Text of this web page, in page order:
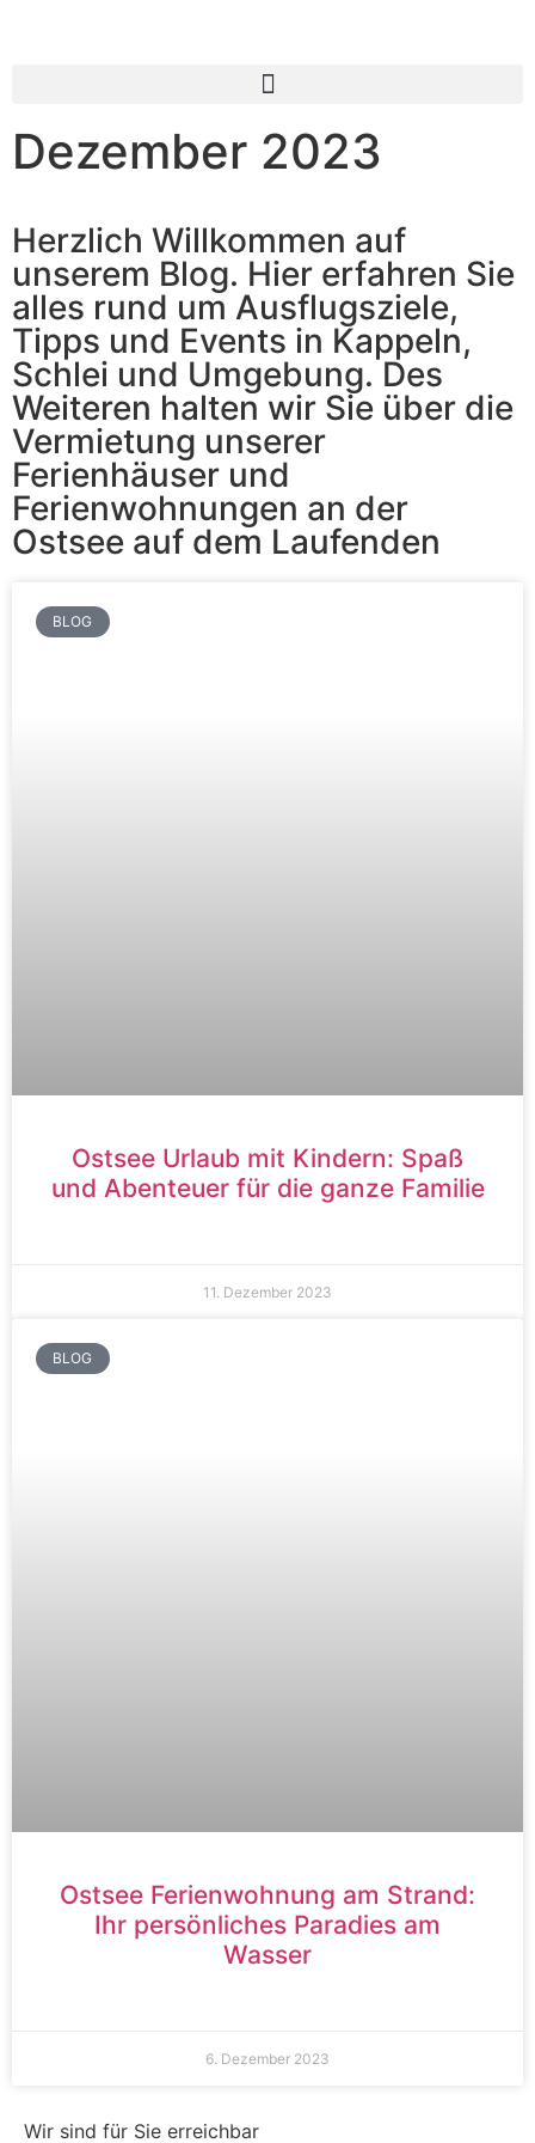
Dezember 2023
Herzlich Willkommen auf
unserem Blog. Hier erfahren Sie
alles rund um Ausflugsziele,
Tipps und Events in Kappeln,
Schlei und Umgebung. Des
Weiteren halten wir Sie über die
Vermietung unserer
Ferienhäuser und
Ferienwohnungen an der
Ostsee auf dem Laufenden
BLOG
Ostsee Urlaub mit Kindern: Spaß
und Abenteuer für die ganze Familie
11. Dezember 2023
BLOG
Ostsee Ferienwohnung am Strand:
Ihr persönliches Paradies am
Wasser
6. Dezember 2023
Wir sind für Sie erreichbar